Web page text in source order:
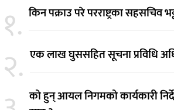
१. किन पक्राउ परे परराष्ट्रका सहसचिव
२. एक लाख घुससहित सूचना प्रविधि
को हुन् आयल निगमको कार्यकारी